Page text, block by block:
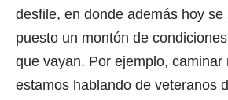
desfile, en donde además hoy se
puesto un montón de
que vayan. Por ejemplo, caminar
estamos hablando de veteranos